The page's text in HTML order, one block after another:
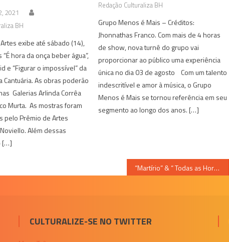
2021
BH
exibe até sábado (14),
hora da onça beber água”,
e “Figurar o impossível” da
Cantuária. As obras poderão
Galerias Arlinda Corrêa
Murta. As mostras foram
pelo Prêmio de Artes
Além dessas
[…]
Redação Culturaliza BH
Grupo Menos é Mais – Créditos:
Jhonnathas Franco. Com mais de 4 horas
de show, nova turnê do grupo vai
proporcionar ao público uma experiência
única no dia 03 de agosto Com um talento
indescritível e amor à música, o Grupo
Menos é Mais se tornou referência em seu
segmento ao longo dos anos. […]
“Martírio” & “ Todas as Horas do Fim”, são as películas do “Cine 104 em Casa” desta semana
CULTURALIZE-SE NO TWITTER